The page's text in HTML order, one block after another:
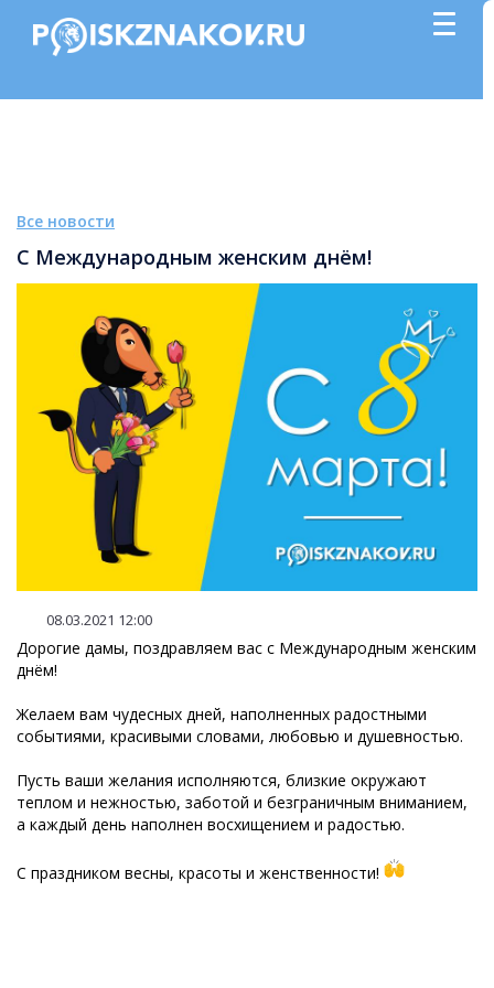
Все новости
С Международным женским днём!
08.03.2021 12:00
Дорогие дамы, поздравляем вас с Международным женским
днём!
Желаем вам чудесных дней, наполненных радостными
событиями, красивыми словами, любовью и душевностью.
Пусть ваши желания исполняются, близкие окружают
теплом и нежностью, заботой и безграничным вниманием,
а каждый день наполнен восхищением и радостью.
С праздником весны, красоты и женственности!